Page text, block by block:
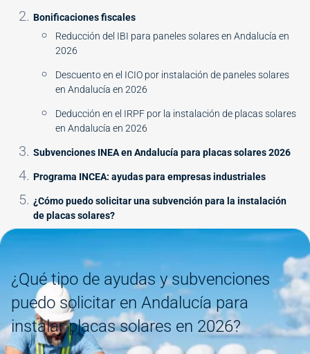
Bonificaciones fiscales
Reducción del IBI para paneles solares en Andalucía en
2026
Descuento en el ICIO por instalación de paneles solares
en Andalucía en 2026
Deducción en el IRPF por la instalación de placas solares
en Andalucía en 2026
Subvenciones INEA en Andalucía para placas solares 2026
Programa INCEA: ayudas para empresas industriales
¿Cómo puedo solicitar una subvención para la instalación
de placas solares?
Image
¿Qué tipo de ayudas y subvenciones
puedo solicitar en Andalucía para
instalar placas solares en 2026?